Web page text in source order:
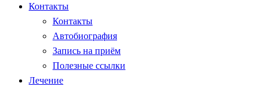
Контакты
Контакты
Автобиография
Запись на приём
Полезные ссылки
Лечение